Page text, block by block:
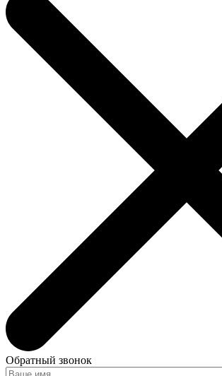
Обратный звонок